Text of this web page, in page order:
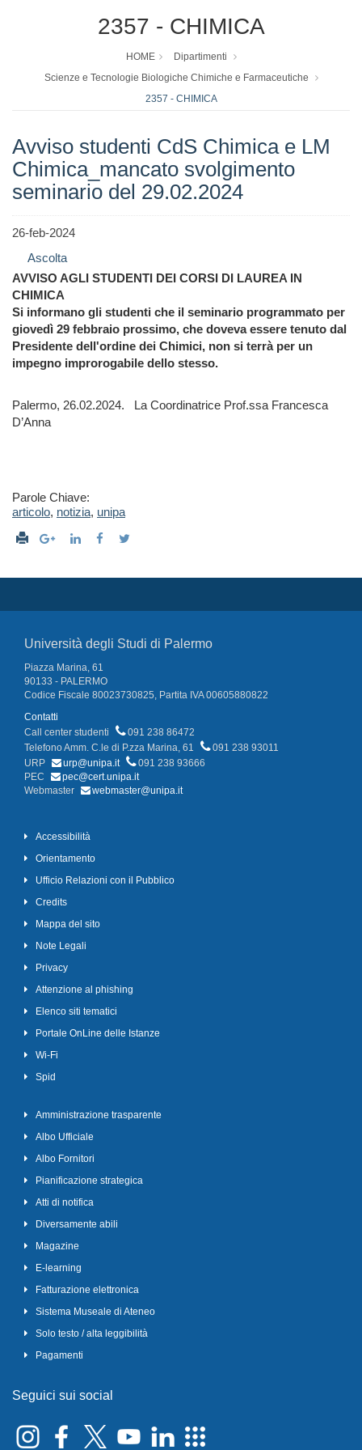
2357 - CHIMICA
HOME
Dipartimenti
Scienze e Tecnologie Biologiche Chimiche e Farmaceutiche
2357 - CHIMICA
Avviso studenti CdS Chimica e LM
Chimica_mancato svolgimento
seminario del 29.02.2024
26-feb-2024
Ascolta
AVVISO AGLI STUDENTI DEI CORSI DI LAUREA IN
CHIMICA
Si informano gli studenti che il seminario programmato per
giovedì 29 febbraio prossimo, che doveva essere tenuto dal
Presidente dell'ordine dei Chimici, non si terrà per un
impegno improrogabile dello stesso.
Palermo, 26.02.2024. La Coordinatrice Prof.ssa Francesca
D’Anna
Parole Chiave:
articolo, notizia, unipa
Università degli Studi di Palermo
Piazza Marina, 61
90133 - PALERMO
Codice Fiscale 80023730825, Partita IVA 00605880822
Contatti
Call center studenti
091 238 86472
Telefono Amm. C.le di P.zza Marina, 61
091 238 93011
URP
urp@unipa.it
091 238 93666
PEC
pec@cert.unipa.it
Webmaster
webmaster@unipa.it
Accessibilità
Orientamento
Ufficio Relazioni con il Pubblico
Credits
Mappa del sito
Note Legali
Privacy
Attenzione al phishing
Elenco siti tematici
Portale OnLine delle Istanze
Wi-Fi
Spid
Amministrazione trasparente
Albo Ufficiale
Albo Fornitori
Pianificazione strategica
Atti di notifica
Diversamente abili
Magazine
E-learning
Fatturazione elettronica
Sistema Museale di Ateneo
Solo testo / alta leggibilità
Pagamenti
Seguici sui social